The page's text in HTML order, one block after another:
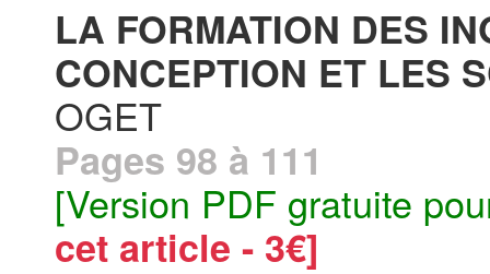
LA FORMATION DES
CONCEPTION ET LES
OGET
Pages 98 à 111
[Version PDF gratuite
cet article - 3€]